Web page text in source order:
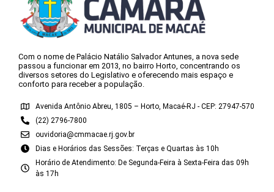
Com o nome de Palácio Natálio Salvador Antunes, a nova sede
passou a funcionar em 2013, no bairro Horto, concentrando os
diversos setores do Legislativo e oferecendo mais espaço e
conforto para receber a população.
Avenida Antônio Abreu, 1805 – Horto, Macaé-RJ - CEP: 27947-570
(22) 2796-7800
ouvidoria@cmmacae.rj.gov.br
Dias e Horários das Sessões: Terças e Quartas às 10h
Horário de Atendimento: De Segunda-Feira à Sexta-Feira das 09h
às 17h